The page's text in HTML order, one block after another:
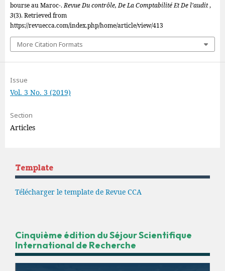
bourse au Maroc-.Revue Du contrôle, De La Comptabilité Et De l’audit,
3(3). Retrieved from
https://revuecca.com/index.php/home/article/view/413
More Citation Formats
Issue
Vol. 3 No. 3 (2019)
Section
Articles
Template
Télécharger le template de Revue CCA
Cinquième édition du Séjour Scientifique
International de Recherche